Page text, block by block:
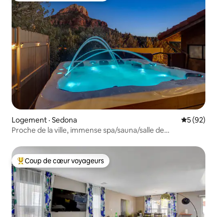
Logement · Sedona Note
5 (92)
Proche de la ville, immense spa/sauna/salle de
Coup de cœur voyageurs parmi les plus aimés
Coup de cœur voyageurs